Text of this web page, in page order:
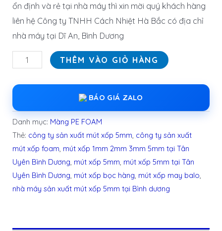
ổn định và rẻ tại nhà máy thì xin mời quý khách hàng
liên hệ Công ty TNHH Cách Nhiệt Hà Bắc có địa chỉ
nhà máy tại Dĩ An, Bình Dương
THÊM VÀO GIỎ HÀNG
BÁO GIÁ ZALO
Danh mục: Màng PE FOAM
Thẻ: công ty sản xuất mút xốp 5mm, công ty sản xuất
mút xốp foam, mút xốp 1mm 2mm 3mm 5mm tại Tân
Uyên Bình Dương, mút xốp 5mm, mút xốp 5mm tại Tân
Uyên Bình Dương, mút xốp bọc hàng, mút xốp may balo,
nhà máy sản xuất mút xốp 5mm tại Bình dương